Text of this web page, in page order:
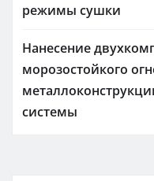
режимы сушки
Нанесение
морозостойкого
системы